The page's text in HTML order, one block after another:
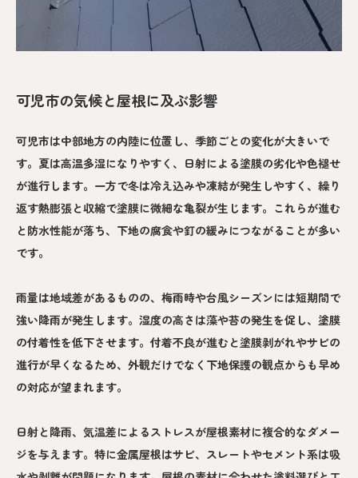
可児市の気候と屋根に及ぶ影響
可児市は中部地方の内陸に位置し、季節ごとの変化が大きいで
す。夏は高温多湿になりやすく、日射による塗膜の劣化や色褪せ
が進行します。一方で冬は冷え込みや凍結が発生しやすく、繰り
返す熱膨張と収縮で塗膜に微細な亀裂が生じます。これらが進む
と防水性能が落ち、下地の腐食や釘の緩みにつながることが多い
です。
雨量は地域差があるものの、梅雨時や台風シーズンには短期間で
強い降雨が発生します。湿度の高さは藻や苔の発生を促し、塗膜
の付着性を低下させます。付着不良が進むと塗膜剥がれやサビの
進行が早くなるため、外観だけでなく下地保護の観点からも早め
の対応が望まれます。
日射と降雨、気温差によるストレスが屋根素材に複合的なダメー
ジを与えます。特に金属屋根はサビ、スレートやセメント系は吸